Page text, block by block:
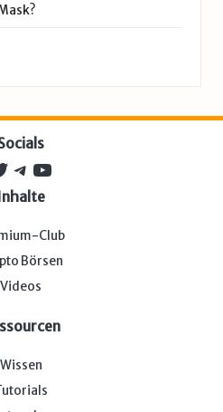
Telegram
YouTube
Club
Börsen
Videos
Wissen